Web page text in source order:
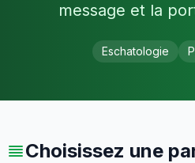
message et la
Eschatologie
Choisissez une